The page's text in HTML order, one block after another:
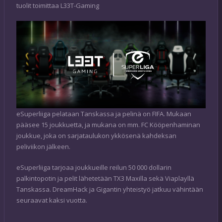
tuolit toimittaa L33T-Gaming
eSuperliiga pelataan Tanskassa ja pelinä on FIFA. Mukaan
pääsee 15 joukkuetta, ja mukana on mm. FC Kööpenhaminan
joukkue, joka on sarjataulukon ykkösenä kahdeksan
peliviikon jälkeen.
eSuperliiga tarjoaa joukkueille reilun 50 000 dollarin
palkintopotin ja pelit lähetetään TX3 Maxilla sekä Viaplayllä
Tanskassa. DreamHack ja Gigantin yhteistyö jatkuu vähintään
seuraavat kaksi vuotta.